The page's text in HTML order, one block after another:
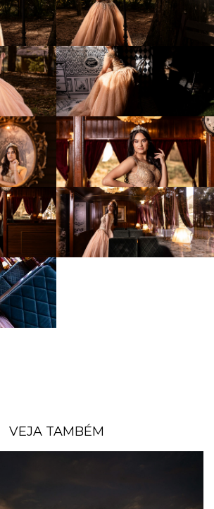
VEJA TAMBÉM